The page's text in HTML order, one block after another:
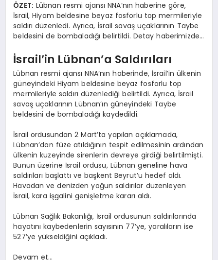
ÖZET: Lübnan resmi ajansı NNA’nın haberine göre,
İsrail, Hiyam beldesine beyaz fosforlu top mermileriyle
saldırı düzenledi. Ayrıca, İsrail savaş uçaklarının Taybe
beldesini de bombaladığı belirtildi. Detay haberimizde…
İsrail’in Lübnan’a Saldırıları
Lübnan resmi ajansı NNA’nın haberinde, İsrail’in ülkenin
güneyindeki Hiyam beldesine beyaz fosforlu top
mermileriyle saldırı düzenlediği belirtildi. Ayrıca, İsrail
savaş uçaklarının Lübnan’ın güneyindeki Taybe
beldesini de bombaladığı kaydedildi.
İsrail ordusundan 2 Mart’ta yapılan açıklamada,
Lübnan’dan füze atıldığının tespit edilmesinin ardından
ülkenin kuzeyinde sirenlerin devreye girdiği belirtilmişti.
Bunun üzerine İsrail ordusu, Lübnan geneline hava
saldırıları başlattı ve başkent Beyrut’u hedef aldı.
Havadan ve denizden yoğun saldırılar düzenleyen
İsrail, kara işgalini genişletme kararı aldı.
Lübnan Sağlık Bakanlığı, İsrail ordusunun saldırılarında
hayatını kaybedenlerin sayısının 77’ye, yaralıların ise
527’ye yükseldiğini açıkladı.
Devam et…